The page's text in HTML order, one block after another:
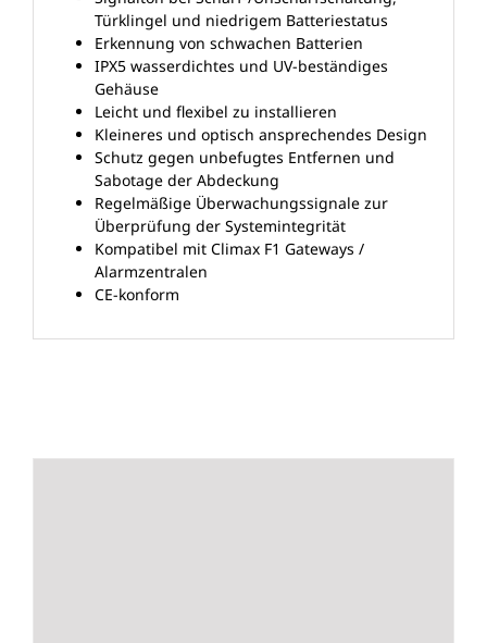
Türklingel und niedrigem Batteriestatus
Erkennung von schwachen Batterien
IPX5 wasserdichtes und UV-beständiges
Gehäuse
Leicht und flexibel zu installieren
Kleineres und optisch ansprechendes Design
Schutz gegen unbefugtes Entfernen und
Sabotage der Abdeckung
Regelmäßige Überwachungssignale zur
Überprüfung der Systemintegrität
Kompatibel mit Climax F1 Gateways /
Alarmzentralen
CE-konform